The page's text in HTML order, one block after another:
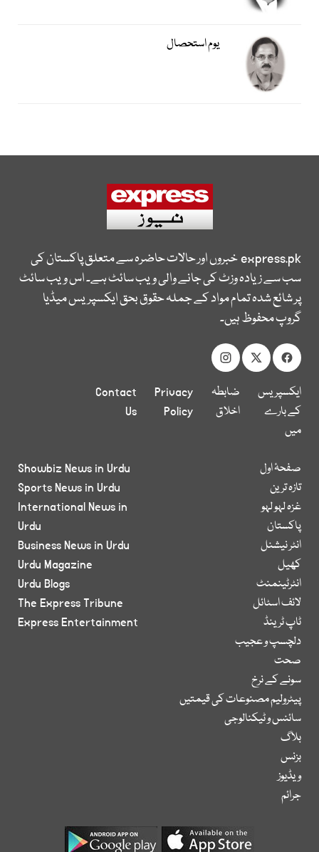
یوم استحصال
express.pkخبروں اور حالات حاضرہ سے متعلق پاکستان کی
سب سے زیادہ وزٹ کی جانے والی ویب سائٹ ہے۔ اس ویب سائٹ
پر شائع شدہ تمام مواد کے جملہ حقوق بحق ایکسپریس میڈیا
گروپ محفوظ ہیں۔
ایکسپریس
کے بارے
میں
ضابطہ
اخلاق
Privacy
Policy
Contact
Us
صفحۂ اول
تازہ ترین
غزہ لہو لہو
پاکستان
انٹر نیشنل
کھیل
انٹرٹینمنٹ
لائف اسٹائل
ٹاپ ٹرینڈ
دلچسپ و عجیب
صحت
سونے کے نرخ
پیٹرولیم مصنوعات کی قیمتیں
سائنس و ٹیکنالوجی
بلاگ
بزنس
ویڈیوز
جرائم
Showbiz News in Urdu
Sports News in Urdu
International News in
Urdu
Business News in Urdu
Urdu Magazine
Urdu Blogs
The Express Tribune
Express Entertainment